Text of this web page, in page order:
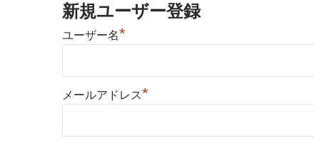
新規ユーザー登録
ユーザー名*
メールアドレス*